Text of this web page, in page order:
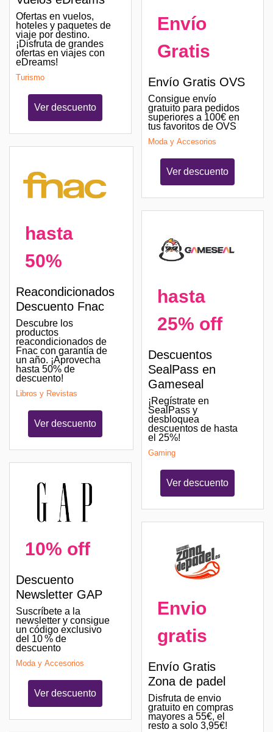
Ofertas en vuelos,
hoteles y paquetes de
viaje por destino.
¡Disfruta de grandes
ofertas en viajes con
eDreams!
Turismo
Ver descuento
hasta
50%
Reacondicionados
Descuento Fnac
Descubre los
productos
reacondicionados de
Fnac con garantía de
un año. ¡Aprovecha
hasta 50% de
descuento!
Libros y Revistas
Ver descuento
10% off
Descuento
Newsletter GAP
Suscríbete a la
newsletter y consigue
un código exclusivo
del 10 % de
descuento
Moda y Accesorios
Ver descuento
Envío
Gratis
Envío Gratis OVS
Consigue envío
gratuito para pedidos
superiores a 100€ en
tus favoritos de OVS
Moda y Accesorios
Ver descuento
hasta
25% off
Descuentos
SealPass en
Gameseal
¡Regístrate en
SealPass y
desbloquea
descuentos de hasta
el 25%!
Gaming
Ver descuento
Envio
gratis
Envío Gratis
Zona de padel
Disfruta de envio
gratuito en compras
mayores a 55€, el
resto a solo 3,95€!